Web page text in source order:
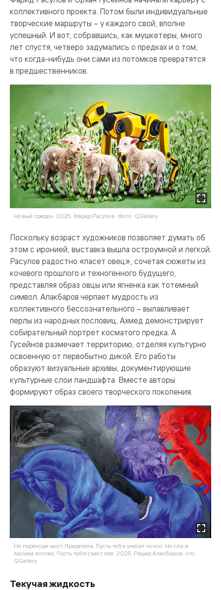
коллективного проекта. Потом были индивидуальные
творческие маршруты – у каждого свой, вполне
успешный. И вот, собравшись, как мушкетеры, много
лет спустя, четверо задумались о предках и о том,
что когда-нибудь они сами из потомков превратятся
в предшественников.
Новый предок. 2025. Фарид Расулов. Фото: QGallery
Поскольку возраст художников позволяет думать об
этом с иронией, выставка вышла остроумной и легкой.
Расулов радостно «пасет овец», сочетая сюжеты из
кочевого прошлого и техногенного будущего,
представляя образ овцы или ягненка как тотемный
символ. Алакбаров черпает мудрость из
коллективного бессознательного – вылавливает
перлы из народных пословиц. Ахмед демонстрирует
собирательный портрет косматого предка. А
Гусейнов размечает территорию, отделяя культурно
освоенную от первобытно дикой. Его работы
образуют визуальные архивы, документирующие
культурные слои ландшафта. Вместе авторы
формируют образ своего творческого поколения.
Не переходи мост Предателя, Пусть тебя унесет поток; Не спи в
лисьем логове, Пусть тебя съест лев. 2025. Рашад Алакбаров. ото:
QGallery
Текучая жидкость